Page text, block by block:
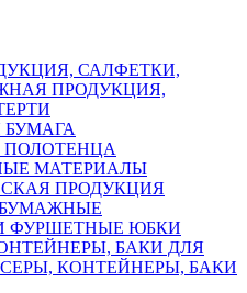
САЛФЕТКИ,
ПРОДУКЦИЯ,
БУМАГА
МАТЕРИАЛЫ
ПРОДУКЦИЯ
ФУРШЕТНЫЕ ЮБКИ
БАКИ ДЛЯ
КОНТЕЙНЕРЫ, БАКИ